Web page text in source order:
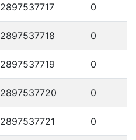
2897537717 0
2897537718 0
2897537719 0
2897537720 0
2897537721 0